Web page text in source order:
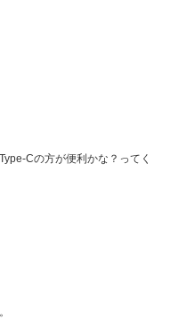
Cの方が便利かな？ってく